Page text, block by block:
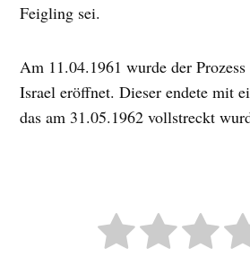
Feigling sei.
Am 11.04.1961 wurde der
Israel eröffnet. Dieser endete mit
das am 31.05.1962 vollstreckt